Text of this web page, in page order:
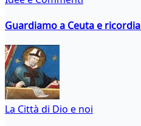
Guardiamo a Ceuta e
La Città di Dio e noi